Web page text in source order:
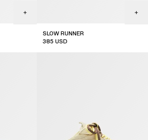
SLOW RUNNER
385 USD